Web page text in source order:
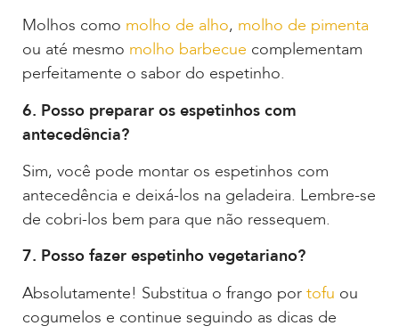
Molhos como molho de alho, molho de pimenta
ou até mesmo molho barbecue complementam
perfeitamente o sabor do espetinho.
6. Posso preparar os espetinhos com
antecedência?
Sim, você pode montar os espetinhos com
antecedência e deixá-los na geladeira. Lembre-se
de cobri-los bem para que não ressequem.
7. Posso fazer espetinho vegetariano?
Absolutamente! Substitua o frango por tofu ou
cogumelos e continue seguindo as dicas de